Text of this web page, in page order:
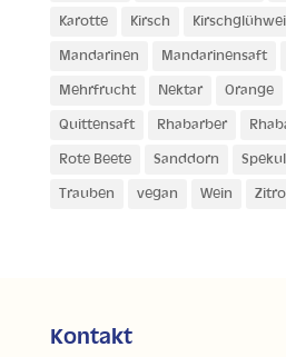
Karotte Kirsch
Mandarinen Mandarinensaft
Mehrfrucht Nektar Orange
Quittensaft Rhabarber
Rote Beete Sanddorn
Trauben vegan Wein
Kontakt